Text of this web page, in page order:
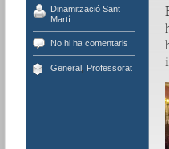
Dinamització Sant
Martí
No hi ha comentaris
General, Professorat